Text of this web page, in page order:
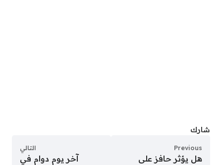
شارك
Previous
هل يؤثر حافز على
التالي
آخر يوم دوام في